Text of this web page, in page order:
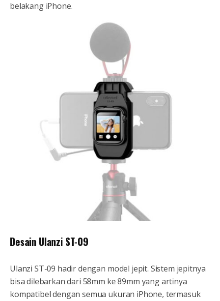
belakang iPhone.
Desain Ulanzi ST-09
Ulanzi ST-09 hadir dengan model jepit. Sistem jepitnya
bisa dilebarkan dari 58mm ke 89mm yang artinya
kompatibel dengan semua ukuran iPhone, termasuk